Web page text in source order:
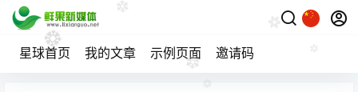
星球首页 我的文章 示例页面 邀请码